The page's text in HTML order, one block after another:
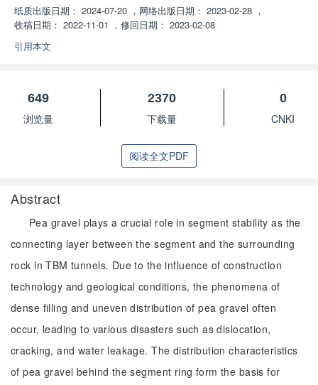
纸质出版日期： 2024-07-20 ， 网络出版日期： 2023-02-28 ，
收稿日期： 2022-11-01 ， 修回日期： 2023-02-08
引用本文
649
浏览量
2370
下载量
0
CNKI
阅读全文PDF
Abstract
Pea gravel plays a crucial role in segment stability as the
connecting layer between the segment and the surrounding
rock in TBM tunnels. Due to the influence of construction
technology and geological conditions, the phenomena of
dense filling and uneven distribution of pea gravel often
occur, leading to various disasters such as dislocation,
cracking, and water leakage. The distribution characteristics
of pea gravel behind the segment ring form the basis for